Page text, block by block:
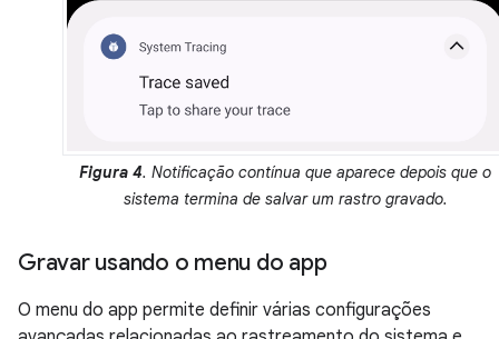
Figura 4. Notificação contínua que aparece depois que o
sistema termina de salvar um rastro gravado.
Gravar usando o menu do app
O menu do app permite definir várias configurações